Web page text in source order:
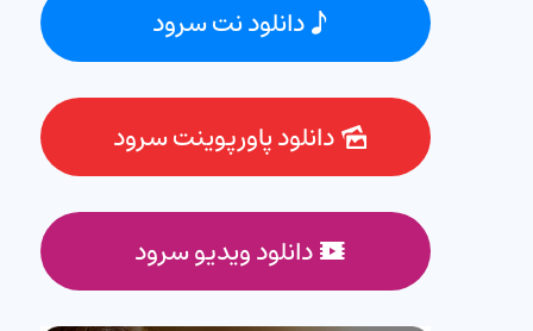
دانلود نت سرود
دانلود پاورپوینت سرود
دانلود ویدیو سرود